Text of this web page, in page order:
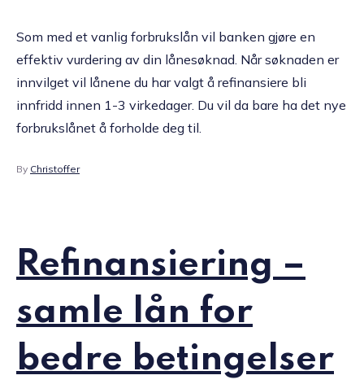
Som med et vanlig forbrukslån vil banken gjøre en
effektiv vurdering av din lånesøknad. Når søknaden er
innvilget vil lånene du har valgt å refinansiere bli
innfridd innen 1-3 virkedager. Du vil da bare ha det nye
forbrukslånet å forholde deg til.
By Christoffer
Refinansiering –
samle lån for
bedre betingelser